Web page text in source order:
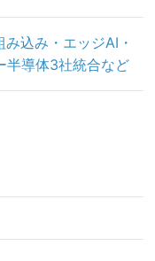
込み・エッジAI・
半導体3社統合など